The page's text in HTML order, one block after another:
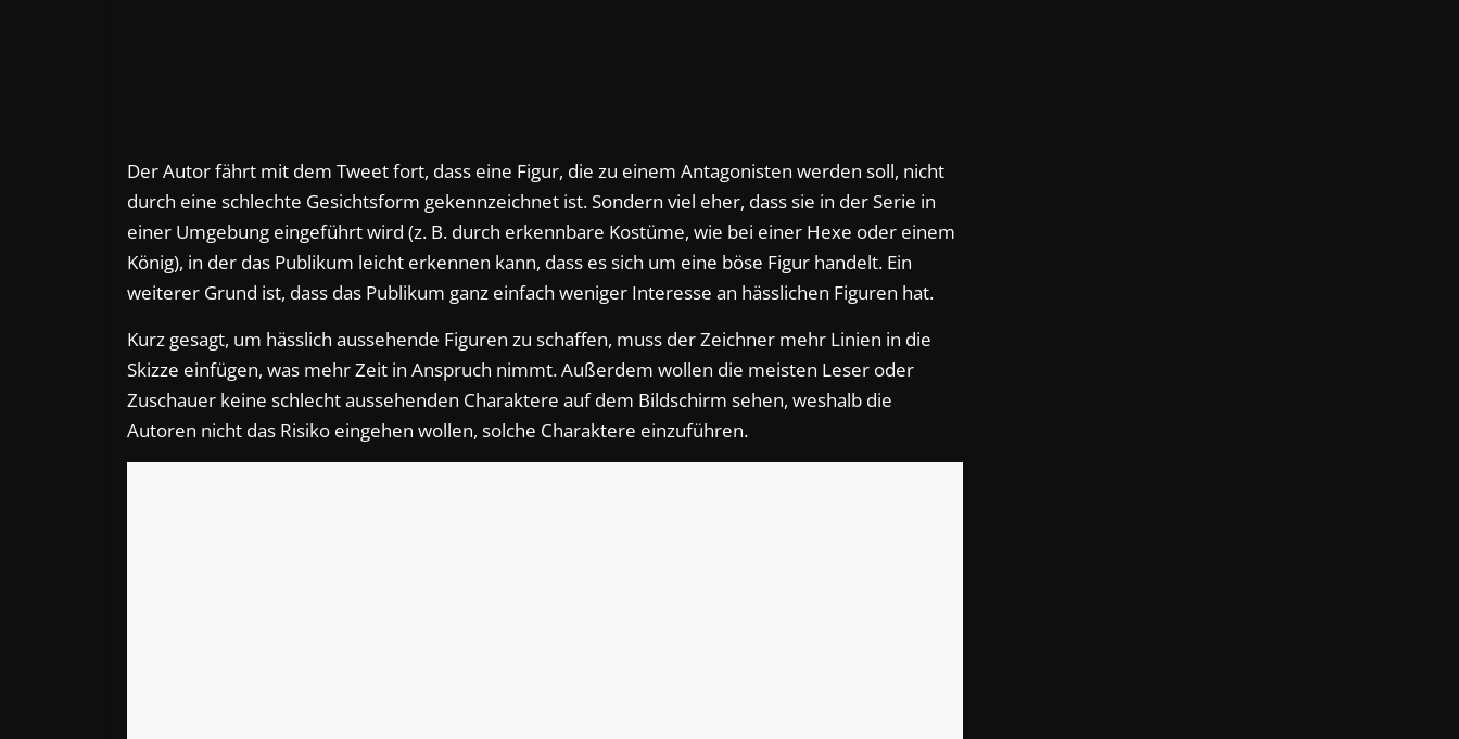
Der Autor fährt mit dem Tweet fort, dass eine Figur, die zu einem Antagonisten werden soll, nicht
durch eine schlechte Gesichtsform gekennzeichnet ist. Sondern viel eher, dass sie in der Serie in
einer Umgebung eingeführt wird (z. B. durch erkennbare Kostüme, wie bei einer Hexe oder einem
König), in der das Publikum leicht erkennen kann, dass es sich um eine böse Figur handelt. Ein
weiterer Grund ist, dass das Publikum ganz einfach weniger Interesse an hässlichen Figuren hat.
Kurz gesagt, um hässlich aussehende Figuren zu schaffen, muss der Zeichner mehr Linien in die
Skizze einfügen, was mehr Zeit in Anspruch nimmt. Außerdem wollen die meisten Leser oder
Zuschauer keine schlecht aussehenden Charaktere auf dem Bildschirm sehen, weshalb die
Autoren nicht das Risiko eingehen wollen, solche Charaktere einzuführen.